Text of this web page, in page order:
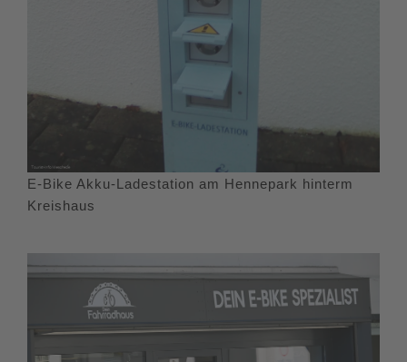
E-Bike Akku-Ladestation am Hennepark hinterm
Kreishaus